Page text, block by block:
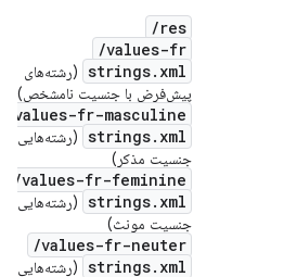
res/
values-fr/
strings.xml (رشته‌های
پیش‌فرض با جنسیت نامشخص)
values-fr-masculine/
strings.xml (رشته‌هایی با
جنسیت مذکر)
values-fr-feminine/
strings.xml (رشته‌هایی با
جنسیت مونث)
values-fr-neuter/
strings.xml (رشته‌هایی با